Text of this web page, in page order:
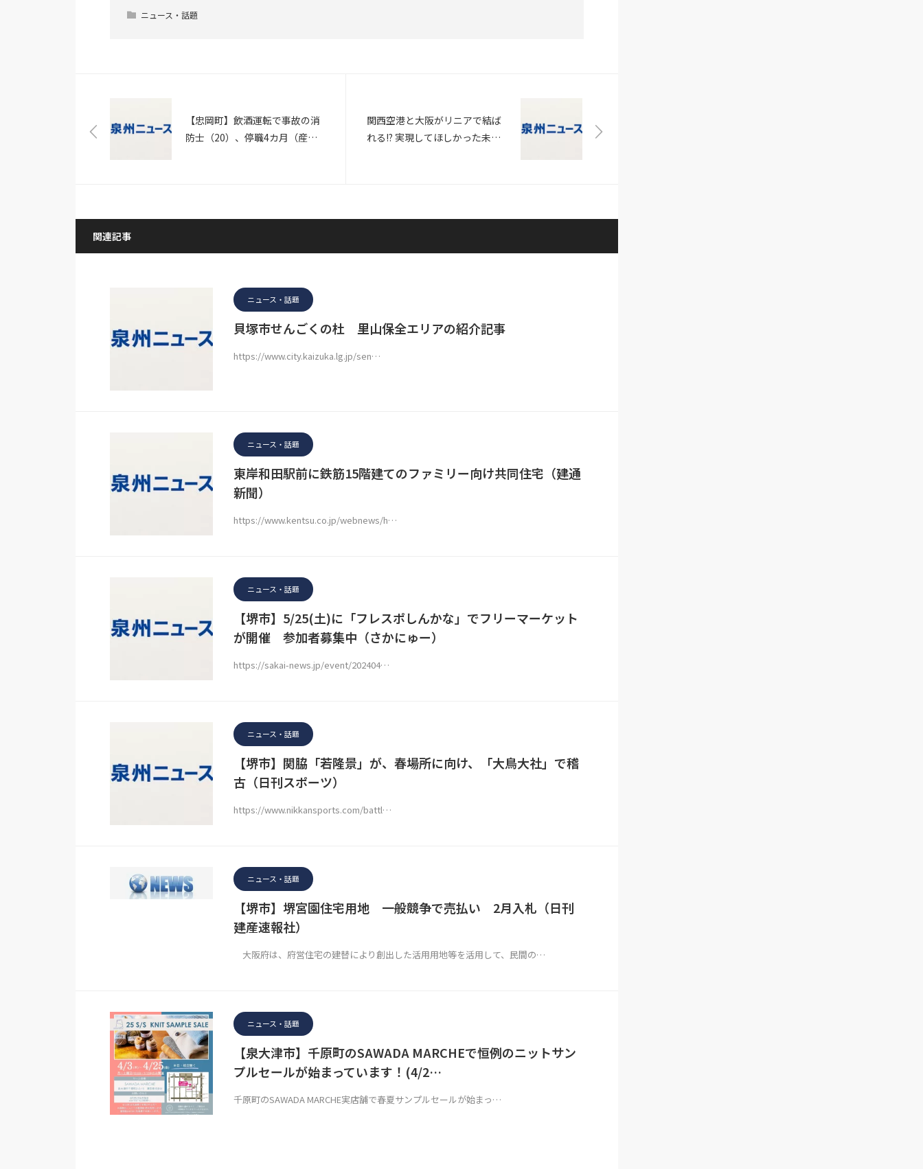
ニュース・話題
【忠岡町】飲酒運転で事故の消
防士（20）、停職4カ月（産経
関西空港と大阪がリニアで結ば
れる!? 実現してほしかった未成
関連記事
ニュース・話題
貝塚市せんごくの杜 里山保全エリアの紹介記事
https://www.city.kaizuka.lg.jp/sen…
ニュース・話題
東岸和田駅前に鉄筋15階建てのファミリー向け共同住宅（建通
新聞）
https://www.kentsu.co.jp/webnews/h…
ニュース・話題
【堺市】5/25(土)に「フレスポしんかな」でフリーマーケット
が開催 参加者募集中（さかにゅー）
https://sakai-news.jp/event/202404…
ニュース・話題
【堺市】関脇「若隆景」が、春場所に向け、「大鳥大社」で稽
古（日刊スポーツ）
https://www.nikkansports.com/battl…
ニュース・話題
【堺市】堺宮園住宅用地 一般競争で売払い 2月入札（日刊
建産速報社）
大阪府は、府営住宅の建替により創出した活用用地等を活用して、民間の…
ニュース・話題
【泉大津市】千原町のSAWADA MARCHEで恒例のニットサン
プルセールが始まっています！(4/2…
千原町のSAWADA MARCHE実店舗で春夏サンプルセールが始まっ…